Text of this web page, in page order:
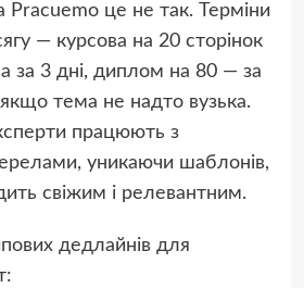
Pracuemo це не так. Терміни
— курсова на 20 сторінок
за 3 дні, диплом на 80 — за
тема не надто вузька.
працюють з
уникаючи шаблонів,
свіжим і релевантним.
дедлайнів для